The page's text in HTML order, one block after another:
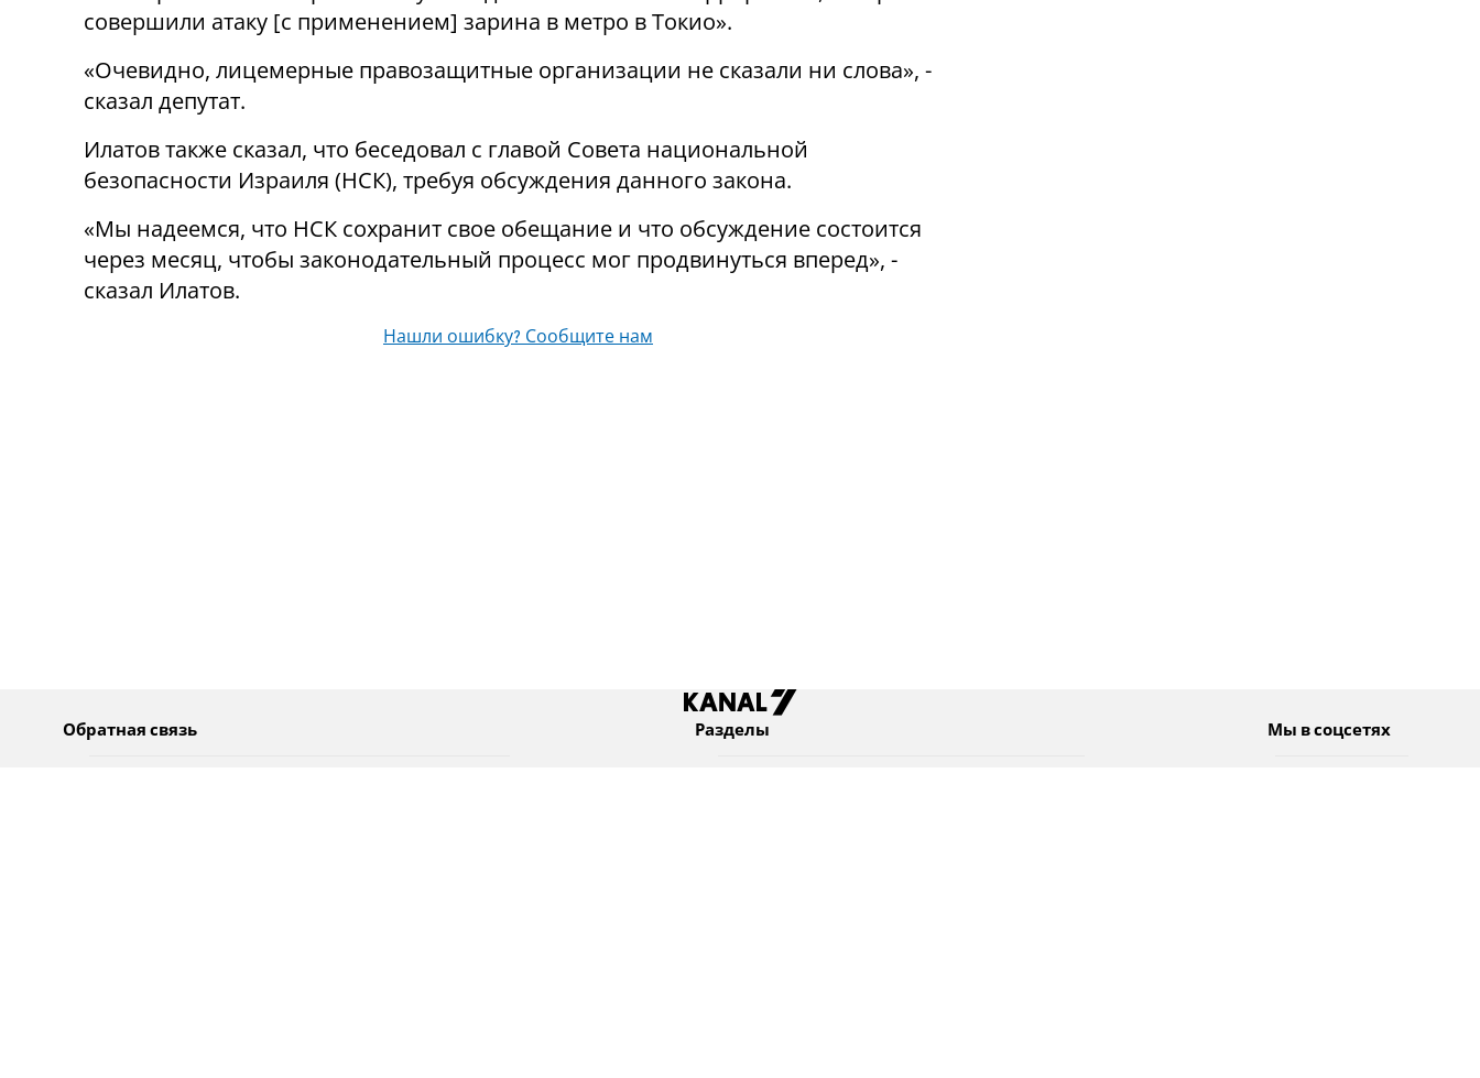
совершили атаку [с применением] зарина в метро в Токио».
«Очевидно, лицемерные правозащитные организации не сказали ни слова», -
сказал депутат.
Илатов также сказал, что беседовал с главой Совета национальной
безопасности Израиля (НСК), требуя обсуждения данного закона.
«Мы надеемся, что НСК сохранит свое обещание и что обсуждение состоится
через месяц, чтобы законодательный процесс мог продвинуться вперед», -
сказал Илатов.
Нашли ошибку? Сообщите нам
Обратная связь Разделы Мы в соцсетях